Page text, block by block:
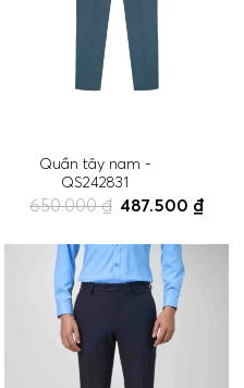
Quần tây nam -
QS242831
487.500 ₫
650.000 ₫